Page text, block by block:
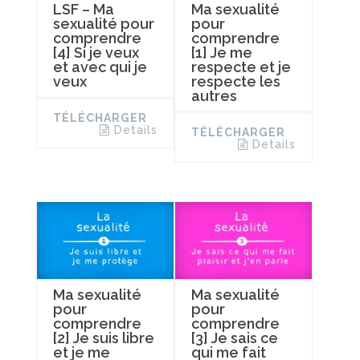
LSF – Ma
sexualité pour
comprendre
[4] Si je veux
et avec qui je
veux
TÉLÉCHARGER
Details
Ma sexualité
pour
comprendre
[1] Je me
respecte et je
respecte les
autres
TÉLÉCHARGER
Details
Ma sexualité
pour
comprendre
[2] Je suis libre
et je me
Ma sexualité
pour
comprendre
[3] Je sais ce
qui me fait